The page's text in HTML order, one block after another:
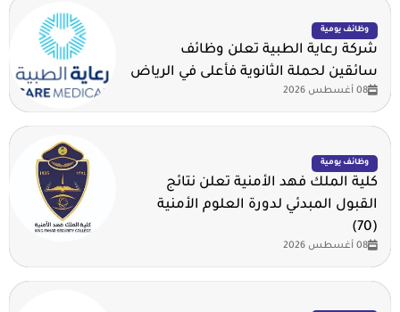
وظائف يومية
شركة رعاية الطبية تعلن وظائف
سائقين لحملة الثانوية فأعلى في الرياض
08 أغسطس 2026
وظائف يومية
كلية الملك فهد الأمنية تعلن نتائج
القبول المبدئي لدورة العلوم الأمنية
(70)
08 أغسطس 2026